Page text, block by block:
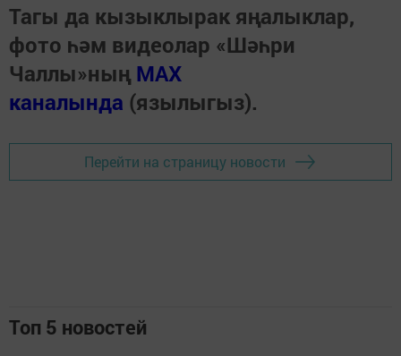
Тагы да кызыклырак яңалыклар,
фото һәм видеолар «Шәһри
Чаллы»ның MAX
каналында (язылыгыз).
Перейти на страницу новости
Топ 5 новостей